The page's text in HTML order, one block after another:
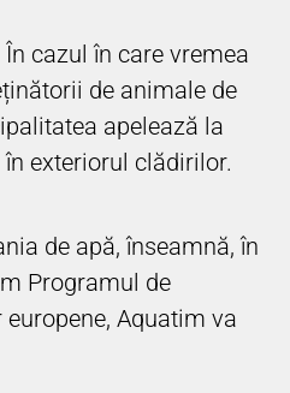
cazul în care vremea
de animale de
apelează la
exteriorul clădirilor.
de apă, înseamnă, în
Programul de
Aquatim va